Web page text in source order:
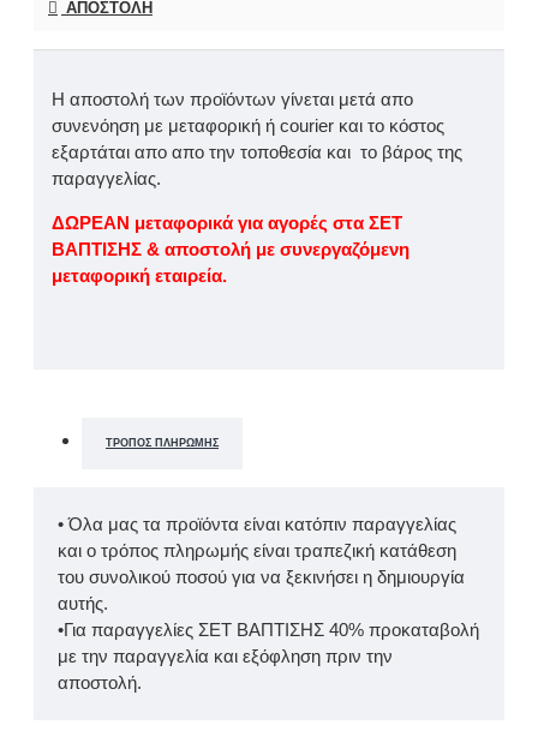
ΑΠΟΣΤΟΛΉ
Η αποστολή των προϊόντων γίνεται μετά απο
συνενόηση με μεταφορική ή courier και το κόστος
εξαρτάται απο απο την τοποθεσία και το βάρος της
παραγγελίας.
ΔΩΡΕΑΝ μεταφορικά για αγορές στα ΣΕΤ
ΒΑΠΤΙΣΗΣ & αποστολή με συνεργαζόμενη
μεταφορική εταιρεία.
ΤΡΌΠΟΣ ΠΛΗΡΩΜΉΣ
• Όλα μας τα προϊόντα είναι κατόπιν παραγγελίας
και ο τρόπος πληρωμής είναι τραπεζική κατάθεση
του συνολικού ποσού για να ξεκινήσει η δημιουργία
αυτής.
•Για παραγγελίες ΣΕΤ ΒΑΠΤΙΣΗΣ 40% προκαταβολή
με την παραγγελία και εξόφληση πριν την
αποστολή.